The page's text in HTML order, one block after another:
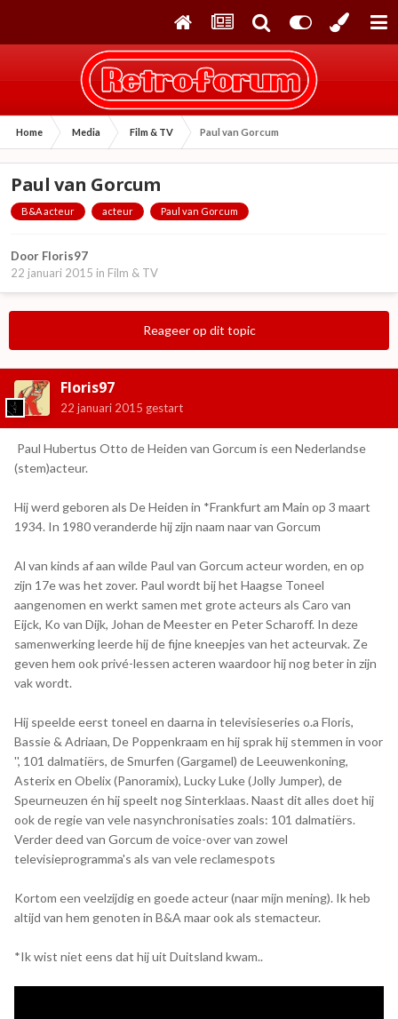
Home Media Film & TV Paul van Gorcum
Paul van Gorcum
B&A acteur acteur Paul van Gorcum
Door Floris97
22 januari 2015 in Film & TV
Reageer op dit topic
Floris97
22 januari 2015 gestart
Paul Hubertus Otto de Heiden van Gorcum is een Nederlandse
(stem)acteur.
Hij werd geboren als De Heiden in *Frankfurt am Main op 3 maart
1934. In 1980 veranderde hij zijn naam naar van Gorcum
Al van kinds af aan wilde Paul van Gorcum acteur worden, en op
zijn 17e was het zover. Paul wordt bij het Haagse Toneel
aangenomen en werkt samen met grote acteurs als Caro van
Eijck, Ko van Dijk, Johan de Meester en Peter Scharoff. In deze
samenwerking leerde hij de fijne kneepjes van het acteurvak. Ze
geven hem ook privé-lessen acteren waardoor hij nog beter in zijn
vak wordt.
Hij speelde eerst toneel en daarna in televisieseries o.a Floris,
Bassie & Adriaan, De Poppenkraam en hij sprak hij stemmen in voor
'', 101 dalmatiërs, de Smurfen (Gargamel) de Leeuwenkoning,
Asterix en Obelix (Panoramix), Lucky Luke (Jolly Jumper), de
Speurneuzen én hij speelt nog Sinterklaas. Naast dit alles doet hij
ook de regie van vele nasynchronisaties zoals: 101 dalmatiërs.
Verder deed van Gorcum de voice-over van zowel
televisieprogramma's als van vele reclamespots
Kortom een veelzijdig en goede acteur (naar mijn mening). Ik heb
altijd van hem genoten in B&A maar ook als stemacteur.
*Ik wist niet eens dat hij uit Duitsland kwam..